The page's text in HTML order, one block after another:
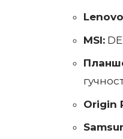
MSI:
Origin